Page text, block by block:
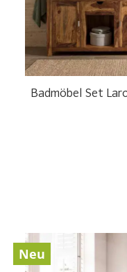
Badmöbel Set
Neu